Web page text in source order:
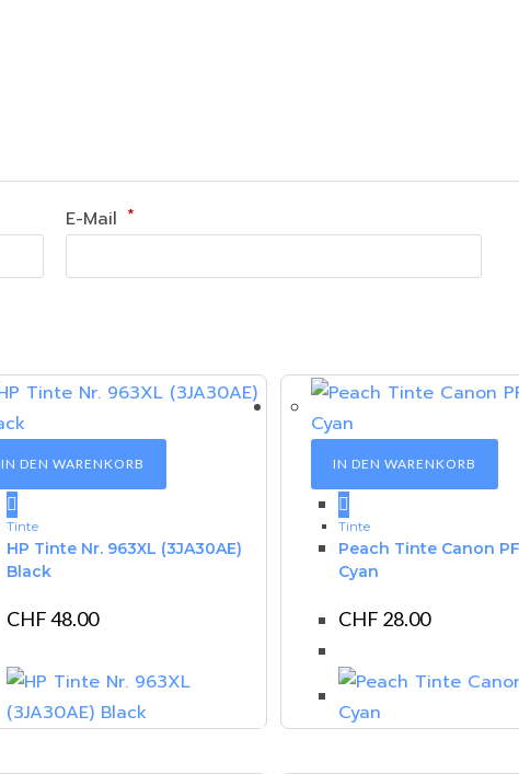
E-Mail *
IN DEN WARENKORB
Tinte
HP Tinte Nr. 963XL (3JA30AE)
Black
CHF48.00
IN DEN WARENKORB
Tinte
Peach Tinte Canon
Cyan
CHF 28.00